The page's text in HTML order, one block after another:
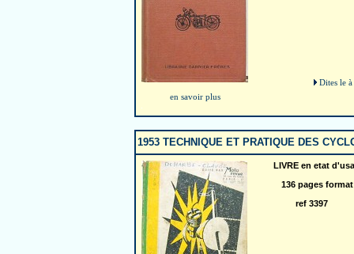
en savoir plus
Dites le
1953 TECHNIQUE ET PRATIQUE DES
LIVRE en etat
136 pages format
ref 3397